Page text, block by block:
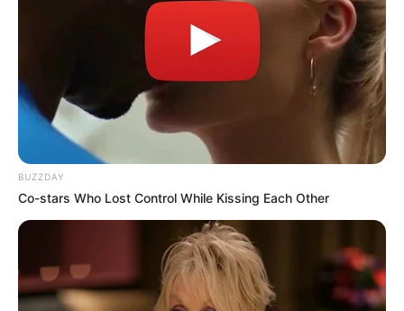
BUZZDAY
Co-stars Who Lost Control While Kissing Each Other